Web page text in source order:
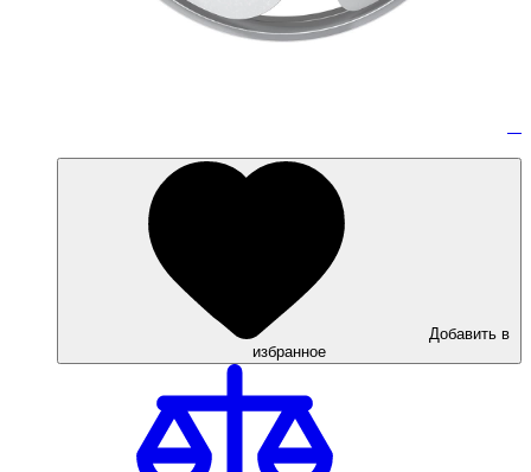
Добавить в
избранное